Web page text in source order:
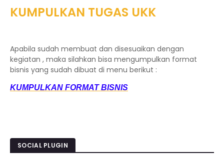
KUMPULKAN TUGAS UKK
Apabila sudah membuat dan disesuaikan dengan
kegiatan , maka silahkan bisa mengumpulkan format
bisnis yang sudah dibuat di menu berikut :
KUMPULKAN FORMAT BISNIS
SOCIAL PLUGIN